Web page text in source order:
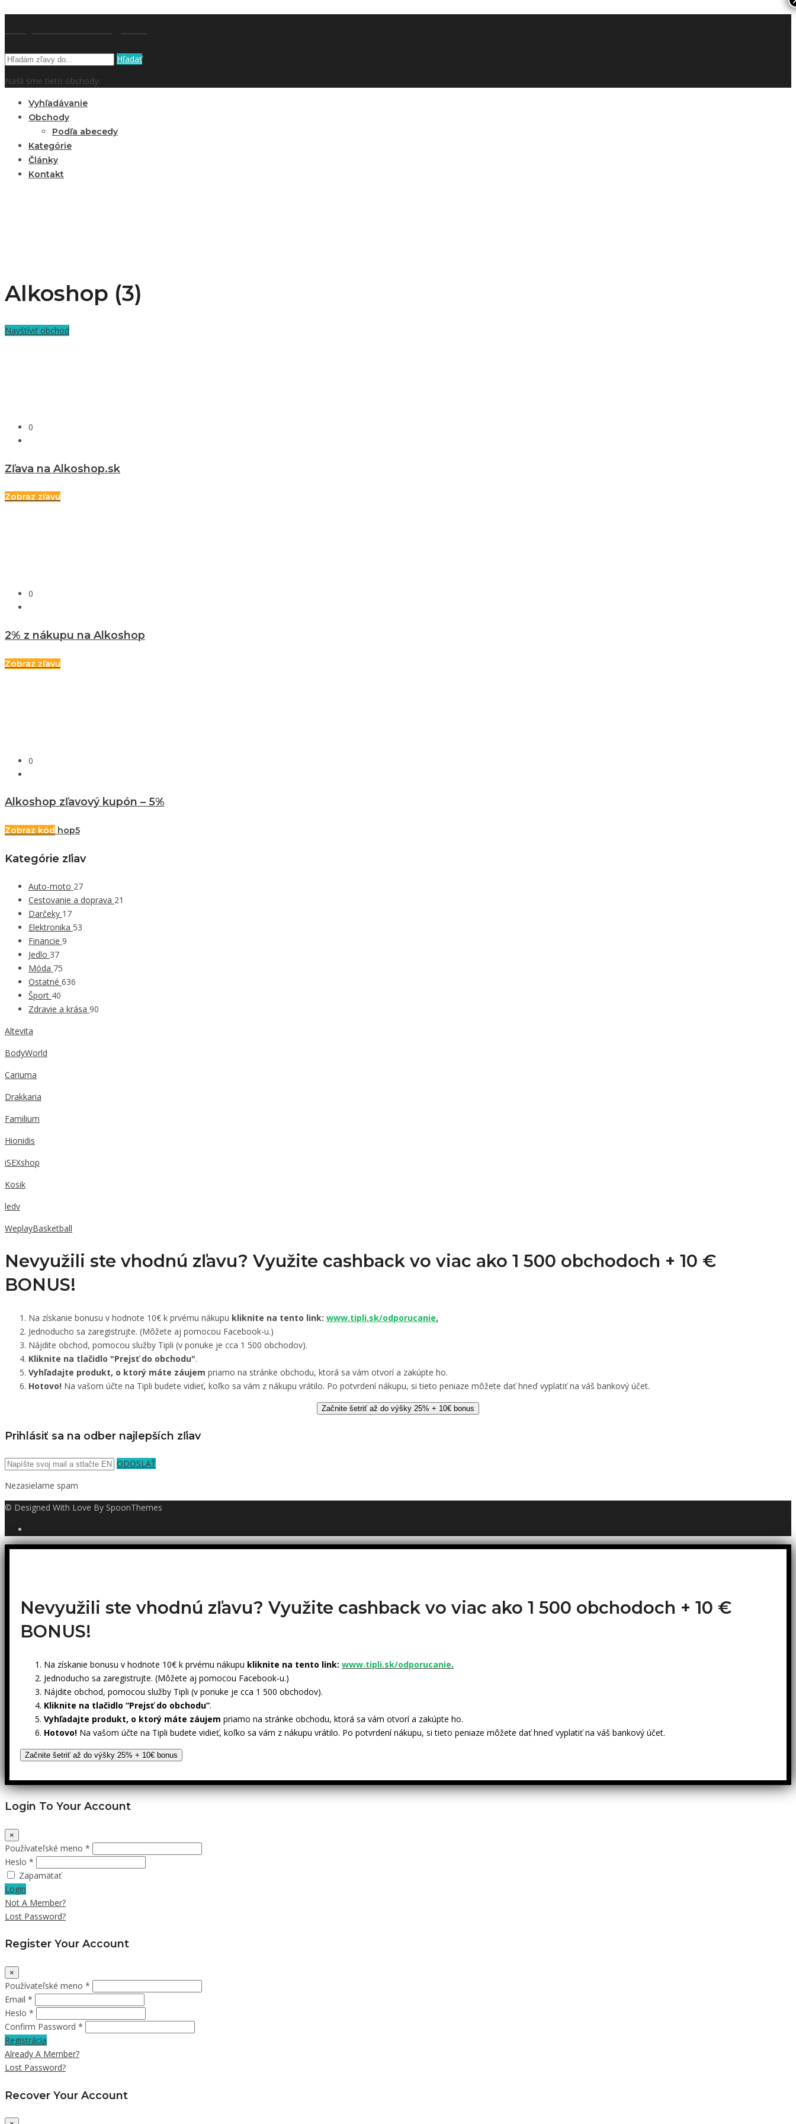
Hľadať
Našli sme tieto obchody:
Vyhľadávanie
Obchody
Podľa abecedy
Kategórie
Články
Kontakt
Alkoshop (3)
Navštíviť obchod
0
Zľava na Alkoshop.sk
Zobraz zľavu
0
2% z nákupu na Alkoshop
Zobraz zľavu
0
Alkoshop zľavový kupón – 5%
Zobraz kód hop5
Kategórie zľiav
Auto-moto 27
Cestovanie a doprava 21
Darčeky 17
Elektronika 53
Financie 9
Jedlo 37
Móda 75
Ostatné 636
Šport 40
Zdravie a krása 90
Altevita
BodyWorld
Cariuma
Drakkaria
Familium
Hionidis
iSEXshop
Kosik
ledv
WeplayBasketball
Nevyužili ste vhodnú zľavu? Využite cashback vo viac ako 1 500 obchodoch + 10 €
BONUS!
Na získanie bonusu v hodnote 10€ k prvému nákupu kliknite na tento link: www.tipli.sk/odporucanie.
Jednoducho sa zaregistrujte. (Môžete aj pomocou Facebook-u.)
Nájdite obchod, pomocou služby Tipli (v ponuke je cca 1 500 obchodov).
Kliknite na tlačidlo "Prejsť do obchodu".
Vyhľadajte produkt, o ktorý máte záujem priamo na stránke obchodu, ktorá sa vám otvorí a zakúpte ho.
Hotovo! Na vašom účte na Tipli budete vidieť, koľko sa vám z nákupu vrátilo. Po potvrdení nákupu, si tieto peniaze môžete dať hneď vyplatiť na váš bankový účet.
Začnite šetriť až do výšky 25% + 10€ bonus
Prihlásiť sa na odber najlepších zľiav
ODOSLAŤ
Nezasielame spam
© Designed With Love By SpoonThemes
Nevyužili ste vhodnú zľavu? Využite cashback vo viac ako 1 500 obchodoch + 10 €
BONUS!
Na získanie bonusu v hodnote 10€ k prvému nákupu kliknite na tento link: www.tipli.sk/odporucanie.
Jednoducho sa zaregistrujte. (Môžete aj pomocou Facebook-u.)
Nájdite obchod, pomocou služby Tipli (v ponuke je cca 1 500 obchodov).
Kliknite na tlačidlo “Prejsť do obchodu”.
Vyhľadajte produkt, o ktorý máte záujem priamo na stránke obchodu, ktorá sa vám otvorí a zakúpte ho.
Hotovo! Na vašom účte na Tipli budete vidieť, koľko sa vám z nákupu vrátilo. Po potvrdení nákupu, si tieto peniaze môžete dať hneď vyplatiť na váš bankový účet.
Začnite šetriť až do výšky 25% + 10€ bonus
Login To Your Account
×
Používateľské meno *
Heslo *
Zapamätať
Login
Not A Member?
Lost Password?
Register Your Account
×
Používateľské meno *
Email *
Heslo *
Confirm Password *
Registrácia
Already A Member?
Lost Password?
Recover Your Account